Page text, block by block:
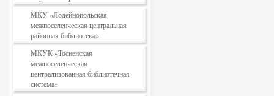
МКУ «Лодейнопольская
межпоселенческая центральная
районная библиотека»
МКУК «Тосненская
межпоселенческая
централизованная библиотечная
система»